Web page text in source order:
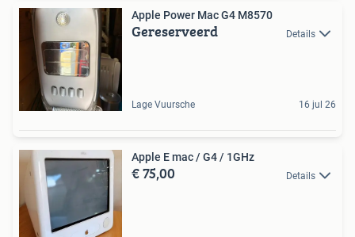
Apple Power Mac G4 M8570
Gereserveerd Details
Lage Vuursche 16 jul 26
Apple E mac / G4 / 1GHz
€ 75,00 Details